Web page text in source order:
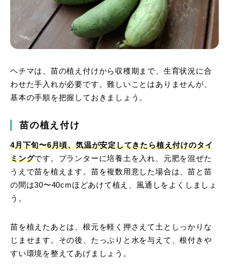
ヘチマは、苗の植え付けから収穫期まで、生育状況に合
わせた手入れが必要です。難しいことはありませんが、
基本の手順を把握しておきましょう。
苗の植え付け
4月下旬〜6月頃、気温が安定してきたら植え付けのタイ
ミングです。プランターに培養土を入れ、元肥を混ぜた
うえで苗を植えます。苗を複数用意した場合は、苗と苗
の間は30〜40cmほどあけて植え、風通しをよくしましょ
う。
苗を植えたあとは、根元を軽く押さえて土としっかりな
じませます。その後、たっぷりと水を与えて、根付きや
すい環境を整えてあげましょう。